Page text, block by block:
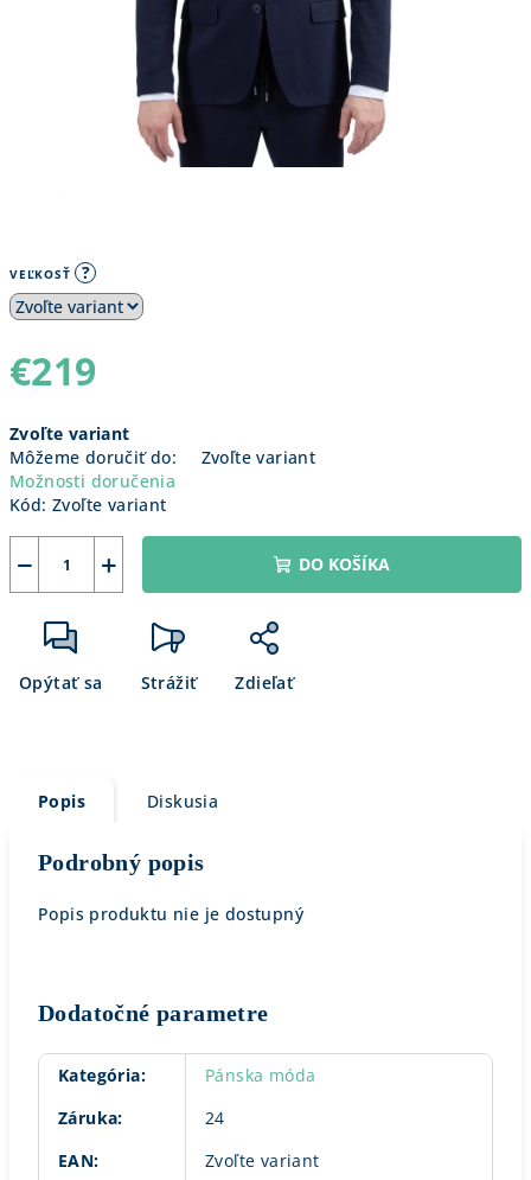
VEĽKOSŤ ?
€219
cena:
Zvoľte variant
Môžeme doručiť do:
Zvoľte variant
Možnosti doručenia
Kód: Zvoľte variant
+
− DO KOŠÍKA
Opýtať sa Strážiť Zdieľať
Popis Diskusia
Podrobný popis
Popis produktu nie je dostupný
Dodatočné parametre
Kategória:
Pánska móda
Záruka:
24
EAN:
Zvoľte variant